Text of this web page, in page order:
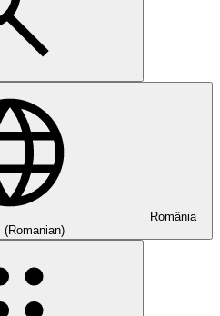
România
(Romanian)